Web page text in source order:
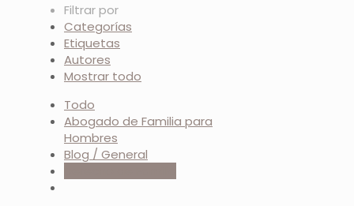
Filtrar por
Categorías
Etiquetas
Autores
Mostrar todo
Todo
Abogado de Familia para
Hombres
Blog / General